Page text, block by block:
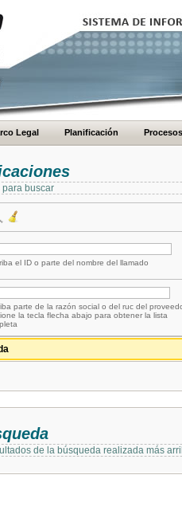
Legal Planificación Procesos
para buscar
el ID o parte del nombre del llamado
parte de la razón social o del ruc del
la tecla flecha abajo para obtener la lista
de la búsqueda realizada más